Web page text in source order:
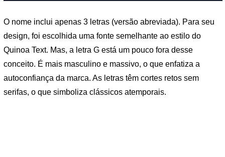
O nome inclui apenas 3 letras (versão abreviada). Para seu
design, foi escolhida uma fonte semelhante ao estilo do
Quinoa Text. Mas, a letra G está um pouco fora desse
conceito. É mais masculino e massivo, o que enfatiza a
autoconfiança da marca. As letras têm cortes retos sem
serifas, o que simboliza clássicos atemporais.